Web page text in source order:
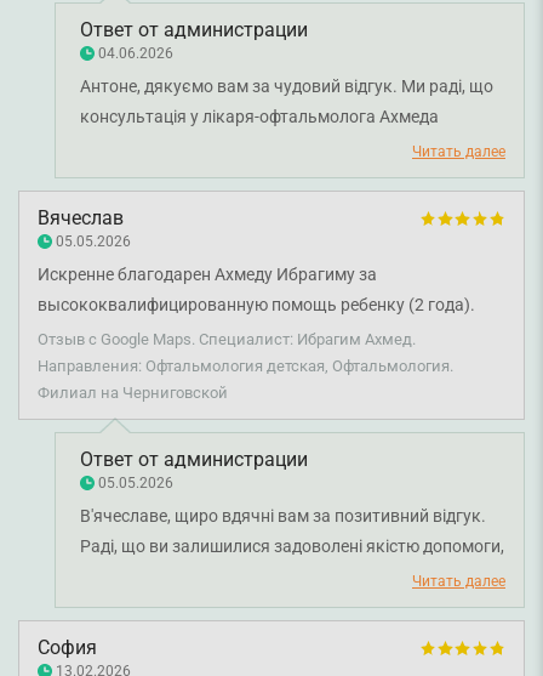
Ответ от администрации
04.06.2026
Антоне, дякуємо вам за чудовий відгук. Ми раді, що
консультація у лікаря-офтальмолога Ахмеда
Ібрагіма пройшла без стресу для дитини, а ви
залишилися задоволені якістю прийому. Бажаємо
Читать далее
Вячеслав
05.05.2026
Искренне благодарен Ахмеду Ибрагиму за
высококвалифицированную помощь ребенку (2 года).
Отзыв с Google Maps. Специалист: Ибрагим Ахмед.
Направления: Офтальмология детская, Офтальмология.
Филиал на Черниговской
Ответ от администрации
05.05.2026
В'ячеславе, щиро вдячні вам за позитивний відгук.
Раді, що ви залишилися задоволені якістю допомоги,
наданої лікарем-офтальмологом Ахметом Ібрагімом
вашій дитині. Бажаємо вам міцного здоров'я!
Читать далее
София
13.02.2026